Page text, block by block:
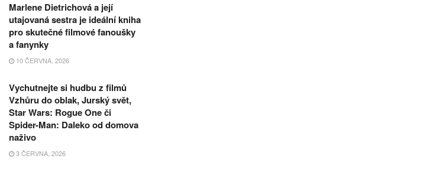
Marlene Dietrichová a její
utajovaná sestra je ideální kniha
pro skutečné filmové fanoušky
a fanynky
10 ČERVNA, 2026
Vychutnejte si hudbu z filmů
Vzhůru do oblak, Jurský svět,
Star Wars: Rogue One či
Spider-Man: Daleko od domova
naživo
3 ČERVNA, 2026